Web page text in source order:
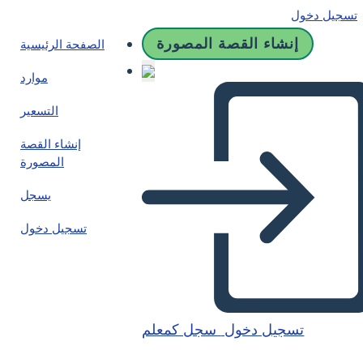
تسجيل دخول
الصفحة الرئيسية
موارد
التسعير
إنشاء القصة
المصورة
يسجل
تسجيل دخول
إنشاء القصة المصورة
تسجيل دخول سجل كمعلم